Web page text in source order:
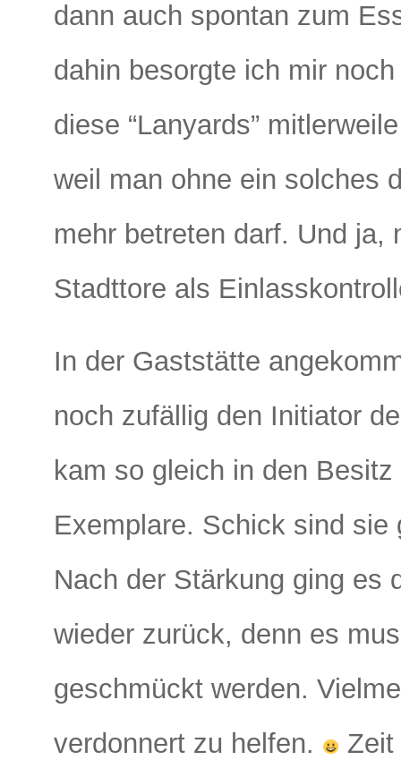
dann auch spontan zum
dahin besorgte ich mir
diese “Lanyards”
weil man ohne ein solches
mehr betreten darf. Und ja,
Stadttore als
In der Gaststätte
noch zufällig den Initiator
kam so gleich in den
Exemplare. Schick sind
Nach der Stärkung ging es
wieder zurück, denn es
geschmückt werden.
verdonnert zu helfen.
Zeit